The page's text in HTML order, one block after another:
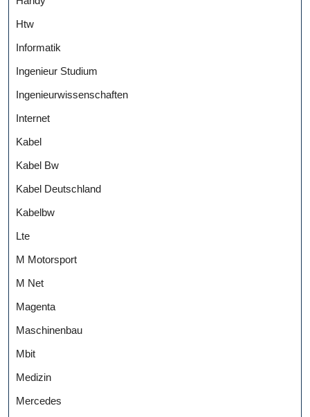
Htw
Informatik
Ingenieur Studium
Ingenieurwissenschaften
Internet
Kabel
Kabel Bw
Kabel Deutschland
Kabelbw
Lte
M Motorsport
M Net
Magenta
Maschinenbau
Mbit
Medizin
Mercedes